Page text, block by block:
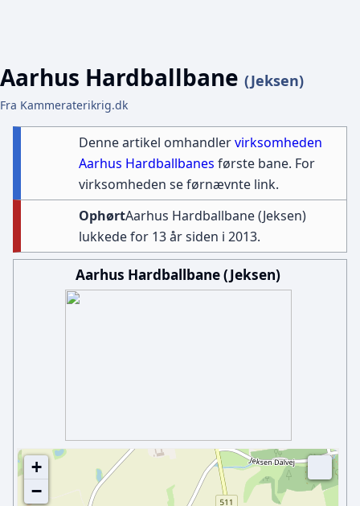
Aarhus Hardballbane (Jeksen)
Fra Kammeraterikrig.dk
Denne artikel omhandlervirksomheden
Aarhus Hardballbanes første bane. For
virksomheden se førnævnte link.
OphørtAarhus Hardballbane (Jeksen)
lukkede for 13 år siden i 2013.
Aarhus Hardballbane (Jeksen)
+
−